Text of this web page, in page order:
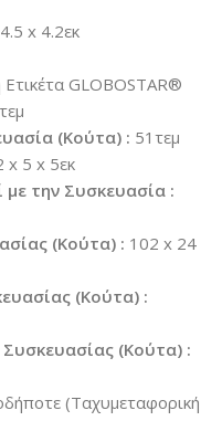
x 4.2εκ
GLOBOSTAR®
(Κούτα) : 51τεμ
x 5 x 5εκ
την Συσκευασία :
(Κούτα) : 102 x 24
(Κούτα) :
Συσκευασίας (Κούτα) :
(Ταχυμεταφορική